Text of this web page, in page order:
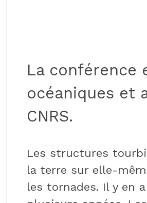
La conférence
océaniques et
CNRS.
Les structures
la terre sur elle-
les tornades. Il y en